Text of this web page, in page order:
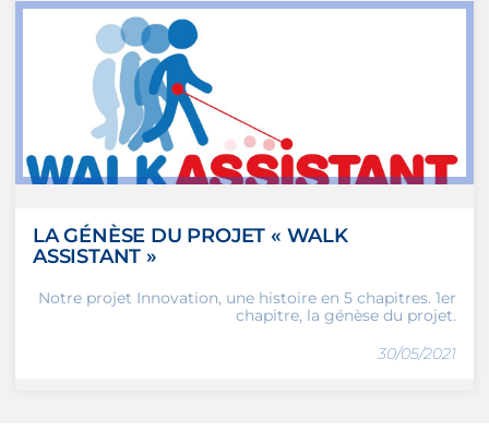
LA GÉNÈSE DU PROJET « WALK
ASSISTANT »
Notre projet Innovation, une histoire en 5 chapitres. 1er
chapitre, la génèse du projet.
30/05/2021